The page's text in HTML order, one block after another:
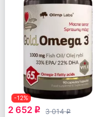
-12%
2 652 q 3 014q